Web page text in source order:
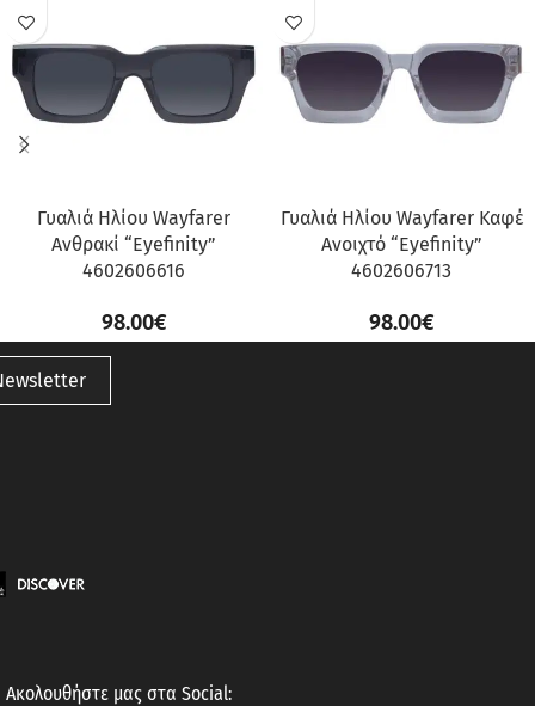
Γυαλιά Ηλίου Wayfarer
Ανθρακί “Eyefinity”
4602606616
98.00€
Γυαλιά Ηλίου Wayfarer Καφέ
Ανοιχτό “Eyefinity”
4602606713
98.00€
Ακολουθήστε μας στα Social: